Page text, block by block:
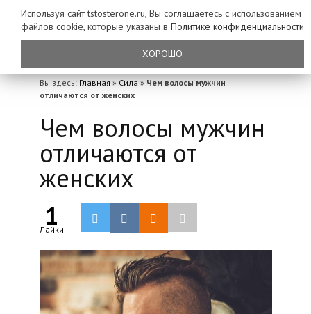
Вы здесь: Главная » Сила » Чем волосы мужчин
отличаются от женских
Чем волосы мужчин
отличаются от
женских
1
Лайки
Используя сайт tstosterone.ru, Вы соглашаетесь с использованием
файлов cookie, которые указаны в Политике конфиденциальности
ХОРОШО